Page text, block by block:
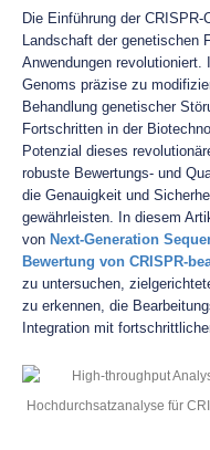
Die Einführung der
Landschaft der genetischen
Anwendungen
Genoms präzise zu
Behandlung genetischer
Fortschritten in der
Potenzial dieses
robuste Bewertungs- und
die Genauigkeit und
gewährleisten. In diesem
von Next-Generation
Bewertung von CRISPR-
zu untersuchen,
zu erkennen, die
Integration mit
Hochdurchsatzanalyse für